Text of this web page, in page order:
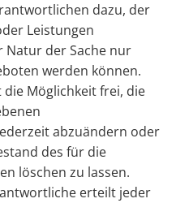
dazu, der
Leistungen
Natur der Sache nur
werden können.
Möglichkeit frei, die
abzuändern oder
des für die
löschen zu lassen.
erteilt jeder